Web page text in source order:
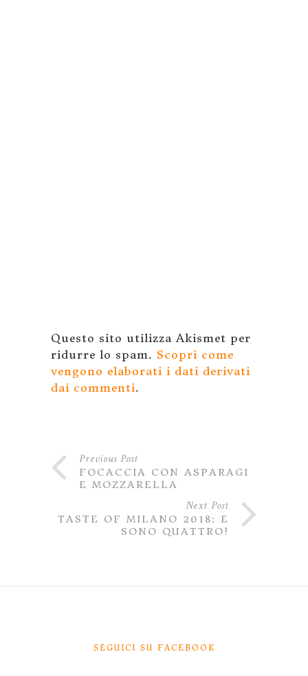
Questo sito utilizza Akismet per
ridurre lo spam. Scopri come
vengono elaborati i dati derivati
dai commenti.
Previous Post
FOCACCIA CON ASPARAGI
E MOZZARELLA
Next Post
TASTE OF MILANO 2018: E
SONO QUATTRO!
SEGUICI SU FACEBOOK